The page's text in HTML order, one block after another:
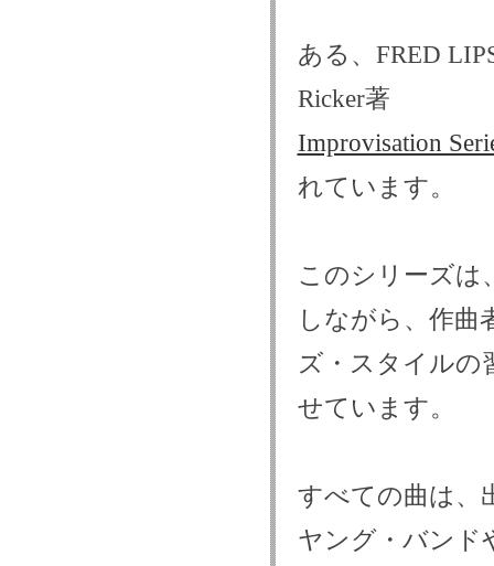
ある、FRED
Ricker著
Improvisation
れています。
このシリーズは
しながら、作曲
ズ・スタイルの
せています。
すべての曲は、
ヤング・バンド